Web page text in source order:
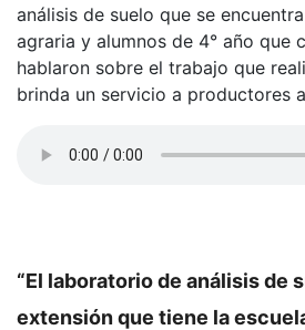
análisis de suelo que se
agraria y alumnos de 4° año que
hablaron sobre el trabajo que
brinda un servicio a productores
“El laboratorio de análisis de
extensión que tiene la